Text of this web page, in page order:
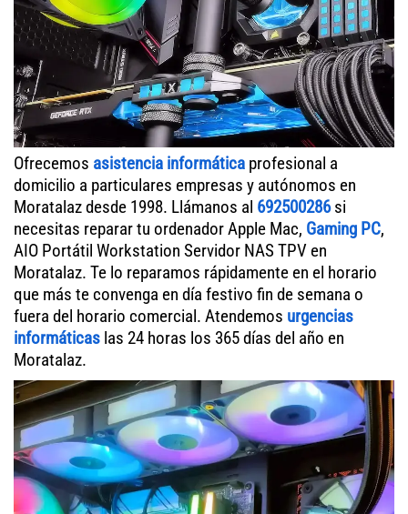
Ofrecemos asistencia informática profesional a
domicilio a particulares empresas y autónomos en
Moratalaz desde 1998. Llámanos al 692500286si
necesitas reparar tu ordenador Apple Mac, Gaming PC,
AIO Portátil Workstation Servidor NAS TPV en
Moratalaz. Te lo reparamos rápidamente en el horario
que más te convenga en día festivo fin de semana o
fuera del horario comercial. Atendemos urgencias
informáticas las 24 horas los 365 días del año en
Moratalaz.